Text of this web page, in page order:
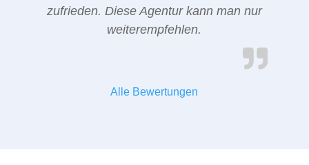
zufrieden. Diese Agentur kann man nur
weiterempfehlen.
Alle Bewertungen